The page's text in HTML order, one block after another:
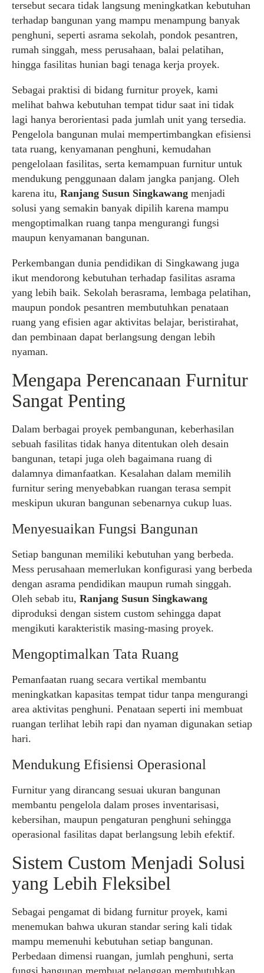
tersebut secara tidak langsung meningkatkan kebutuhan
terhadap bangunan yang mampu menampung banyak
penghuni, seperti asrama sekolah, pondok pesantren,
rumah singgah, mess perusahaan, balai pelatihan,
hingga fasilitas hunian bagi tenaga kerja proyek.
Sebagai praktisi di bidang furnitur proyek, kami
melihat bahwa kebutuhan tempat tidur saat ini tidak
lagi hanya berorientasi pada jumlah unit yang tersedia.
Pengelola bangunan mulai mempertimbangkan efisiensi
tata ruang, kenyamanan penghuni, kemudahan
pengelolaan fasilitas, serta kemampuan furnitur untuk
mendukung penggunaan dalam jangka panjang. Oleh
karena itu, Ranjang Susun Singkawang menjadi
solusi yang semakin banyak dipilih karena mampu
mengoptimalkan ruang tanpa mengurangi fungsi
maupun kenyamanan bangunan.
Perkembangan dunia pendidikan di Singkawang juga
ikut mendorong kebutuhan terhadap fasilitas asrama
yang lebih baik. Sekolah berasrama, lembaga pelatihan,
maupun pondok pesantren membutuhkan penataan
ruang yang efisien agar aktivitas belajar, beristirahat,
dan pembinaan dapat berlangsung dengan lebih
nyaman.
Mengapa Perencanaan Furnitur
Sangat Penting
Dalam berbagai proyek pembangunan, keberhasilan
sebuah fasilitas tidak hanya ditentukan oleh desain
bangunan, tetapi juga oleh bagaimana ruang di
dalamnya dimanfaatkan. Kesalahan dalam memilih
furnitur sering menyebabkan ruangan terasa sempit
meskipun ukuran bangunan sebenarnya cukup luas.
Menyesuaikan Fungsi Bangunan
Setiap bangunan memiliki kebutuhan yang berbeda.
Mess perusahaan memerlukan konfigurasi yang berbeda
dengan asrama pendidikan maupun rumah singgah.
Oleh sebab itu, Ranjang Susun Singkawang
diproduksi dengan sistem custom sehingga dapat
mengikuti karakteristik masing-masing proyek.
Mengoptimalkan Tata Ruang
Pemanfaatan ruang secara vertikal membantu
meningkatkan kapasitas tempat tidur tanpa mengurangi
area aktivitas penghuni. Penataan seperti ini membuat
ruangan terlihat lebih rapi dan nyaman digunakan setiap
hari.
Mendukung Efisiensi Operasional
Furnitur yang dirancang sesuai ukuran bangunan
membantu pengelola dalam proses inventarisasi,
kebersihan, maupun pengaturan penghuni sehingga
operasional fasilitas dapat berlangsung lebih efektif.
Sistem Custom Menjadi Solusi
yang Lebih Fleksibel
Sebagai pengamat di bidang furnitur proyek, kami
menemukan bahwa ukuran standar sering kali tidak
mampu memenuhi kebutuhan setiap bangunan.
Perbedaan dimensi ruangan, jumlah penghuni, serta
fungsi bangunan membuat pelanggan membutuhkan